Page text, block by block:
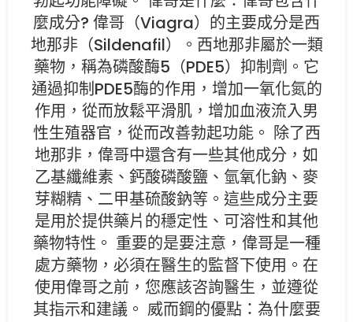
麼成分? 偉哥（Viagra）的主要成分是西
地那非（Sildenafil）。西地那非屬於一類
藥物，稱為磷酸酶5（PDE5）抑制劑。它
通過抑制PDE5酶的作用，增加一氧化氮的
作用，從而放鬆平滑肌，增加血液流入男
性生殖器官，從而改善勃起功能。 除了西
地那非，偉哥中還含有一些其他成分，如
乙基纖維素、鈣酸磷酸鹽、氫氧化鈉、麥
芽糊精、二甲基硫酸鈉等。這些成分主要
是用於提供藥片的穩定性、可溶性和其他
藥物特性。 重要的是要注意，偉哥是一種
處方藥物，必須在醫生的監督下使用。在
使用偉哥之前，您應該咨詢醫生，並遵從
其指示和建議。 威而鋼的優點：為什麼要